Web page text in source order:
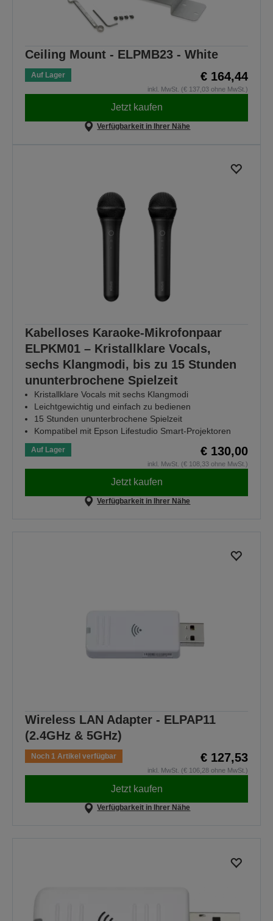
Ceiling Mount - ELPMB23 - White
Auf Lager € 164,44
inkl. MwSt. (€ 137,03 ohne MwSt.)
Jetzt kaufen
Verfügbarkeit in Ihrer Nähe
Kabelloses Karaoke-Mikrofonpaar
ELPKM01 – Kristallklare Vocals,
sechs Klangmodi, bis zu 15 Stunden
ununterbrochene Spielzeit
Kristallklare Vocals mit sechs Klangmodi
Leichtgewichtig und einfach zu bedienen
15 Stunden ununterbrochene Spielzeit
Kompatibel mit Epson Lifestudio Smart-Projektoren
Auf Lager € 130,00
inkl. MwSt. (€ 108,33 ohne MwSt.)
Jetzt kaufen
Verfügbarkeit in Ihrer Nähe
Wireless LAN Adapter - ELPAP11
(2.4GHz & 5GHz)
Noch 1 Artikel verfügbar € 127,53
inkl. MwSt. (€ 106,28 ohne MwSt.)
Jetzt kaufen
Verfügbarkeit in Ihrer Nähe